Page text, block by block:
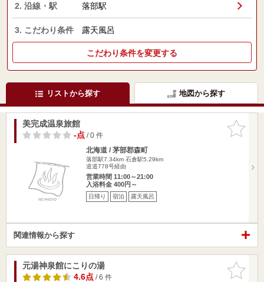
2. 沿線・駅 落部駅
3. こだわり条件 露天風呂
こだわり条件を変更する
リストから探す 地図から探す
お気に入
りに追加
美完成温泉旅館
-点/ 0 件
北海道 / 茅部郡森町
落部駅7.34km 石倉駅5.29km
道道778号経由
営業時間 11:00～21:00
入浴料金 400円～
日帰り 宿泊 露天風呂
関連情報から探す
お気に入
りに追加
元湯神泉館にこりの湯
4.6点/ 6 件